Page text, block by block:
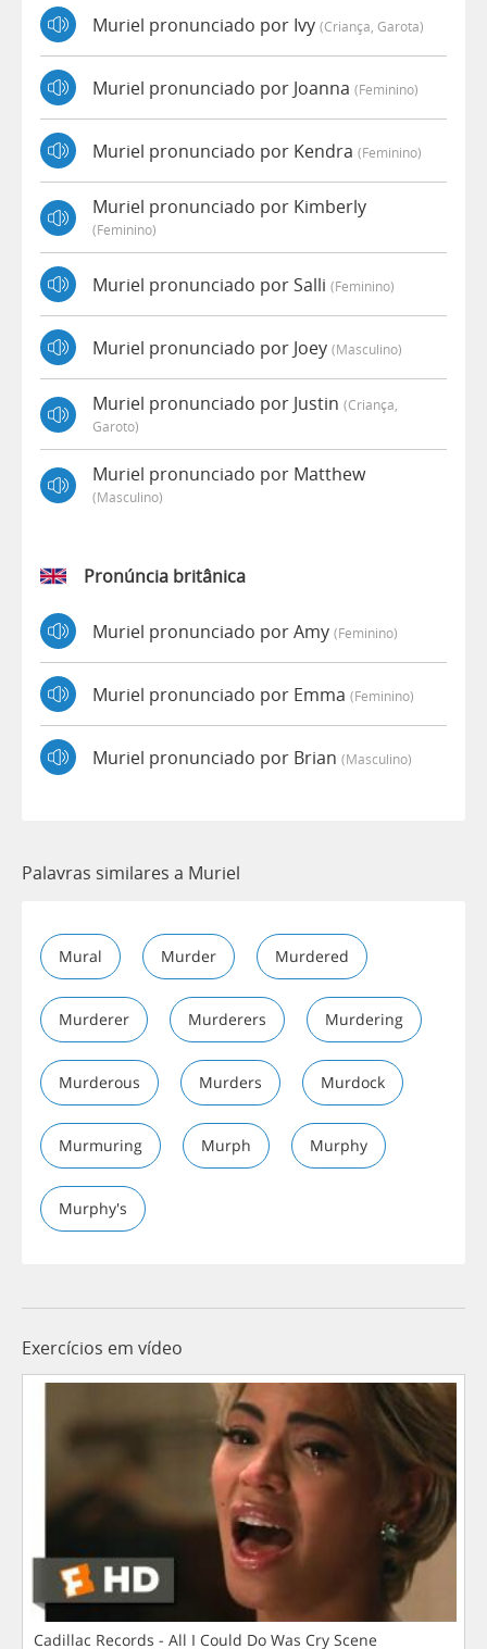
Muriel pronunciado por Ivy (criança, Garota)
Muriel pronunciado por Joanna (feminino)
Muriel pronunciado por Kendra (feminino)
Muriel pronunciado por Kimberly
(feminino)
Muriel pronunciado por Salli (feminino)
Muriel pronunciado por Joey (masculino)
Muriel pronunciado por Justin (criança,
Garoto)
Muriel pronunciado por Matthew
(masculino)
Pronúncia britânica
Muriel pronunciado por Amy (feminino)
Muriel pronunciado por Emma (feminino)
Muriel pronunciado por Brian (masculino)
Palavras similares a Muriel
Mural Murder Murdered
Murderer Murderers Murdering
Murderous Murders Murdock
Murmuring Murph Murphy
Murphy's
Exercícios em vídeo
Cadillac Records - All I Could Do Was Cry Scene